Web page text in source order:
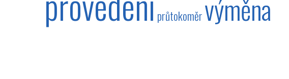
průtokoměrvýměna